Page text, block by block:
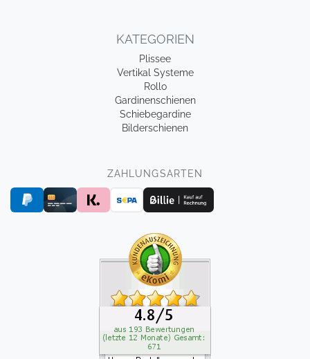
KATEGORIEN
Plissee
Vertikal Systeme
Rollo
Gardinenschienen
Schiebegardine
Bilderschienen
ZAHLUNGSARTEN